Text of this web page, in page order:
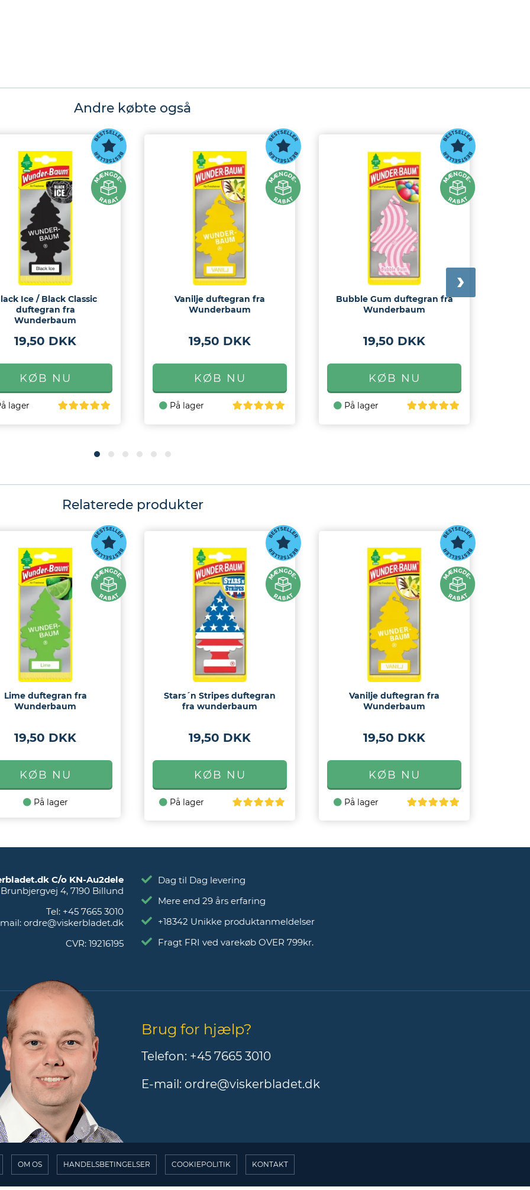
Andre købte også
Ice / Black Classic
duftegran fra
Wunderbaum
19,50 DKK
lager
Vanilje duftegran fra
Wunderbaum
19,50 DKK
På lager
Bubble Gum duftegran fra
Wunderbaum
19,50 DKK
På lager
Relaterede produkter
Lime duftegran fra
Wunderbaum
19,50 DKK
På lager
Stars´n Stripes duftegran
fra wunderbaum
19,50 DKK
På lager
Vanilje duftegran fra
Wunderbaum
19,50 DKK
På lager
C/o KN-Au2dele
Brunbjergvej 4, 7190 Billund
Tel: +45 7665 3010
ordre@viskerbladet.dk
CVR: 19216195
Dag til Dag levering
Mere end 29 års erfaring
+18342 Unikke produktanmeldelser
Fragt FRI ved varekøb OVER 799kr.
Brug for hjælp?
Telefon: +45 7665 3010
E-mail: ordre@viskerbladet.dk
OM OS HANDELSBETINGELSER COOKIEPOLITIK KONTAKT